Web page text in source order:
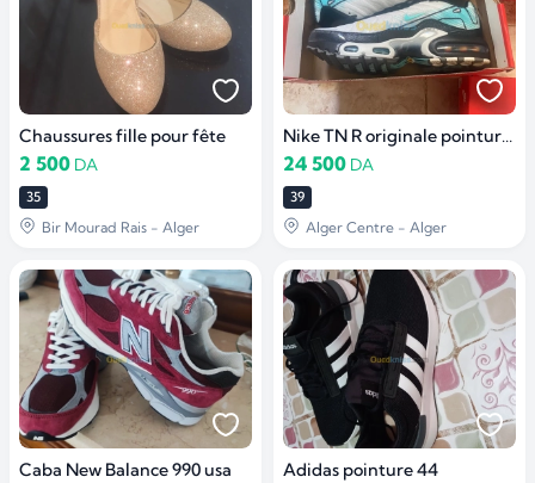
Chaussures fille pour fête
2 500 DA
35
Bir Mourad Rais - Alger
Nike TN R originale pointure 39
24 500 DA
39
Alger Centre - Alger
Caba New Balance 990 usa Adidas pointure 44